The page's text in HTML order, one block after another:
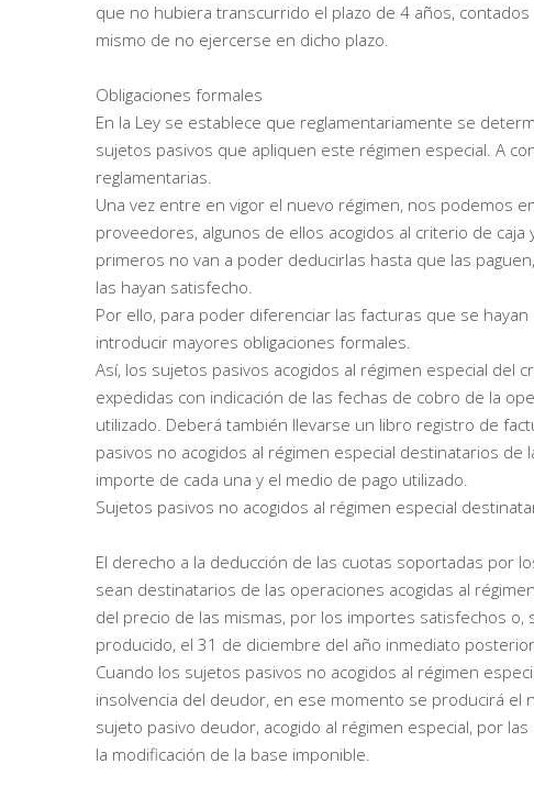
que no hubiera transcurrido el plazo de 4 años,
mismo de no ejercerse en dicho plazo.
Obligaciones formales
En la Ley se establece que reglamentariamente se
sujetos pasivos que apliquen este régimen especial. A
reglamentarias.
Una vez entre en vigor el nuevo régimen, nos podemos
proveedores, algunos de ellos acogidos al criterio de
primeros no van a poder deducirlas hasta que las
las hayan satisfecho.
Por ello, para poder diferenciar las facturas que se
introducir mayores obligaciones formales.
Así, los sujetos pasivos acogidos al régimen especial
expedidas con indicación de las fechas de cobro de la
utilizado. Deberá también llevarse un libro registro de
pasivos no acogidos al régimen especial destinatarios
importe de cada una y el medio de pago utilizado.
Sujetos pasivos no acogidos al régimen especial
El derecho a la deducción de las cuotas soportadas por
sean destinatarios de las operaciones acogidas al
del precio de las mismas, por los importes satisfechos o,
producido, el 31 de diciembre del año inmediato
Cuando los sujetos pasivos no acogidos al régimen
insolvencia del deudor, en ese momento se producirá
sujeto pasivo deudor, acogido al régimen especial, por
la modificación de la base imponible.